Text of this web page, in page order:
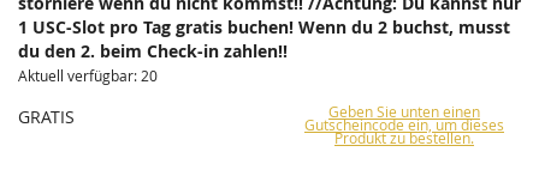
1 USC-Slot pro Tag gratis buchen! Wenn du 2 buchst, musst
du den 2. beim Check-in zahlen!!
Aktuell verfügbar: 20
GRATIS Geben Sie unten einen
Gutscheincode ein, um dieses
Produkt zu bestellen.